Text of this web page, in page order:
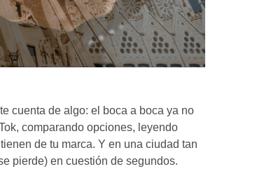
cuenta de algo: el boca a boca ya no
comparando opciones, leyendo
de tu marca. Y en una ciudad tan
pierde) en cuestión de segundos.